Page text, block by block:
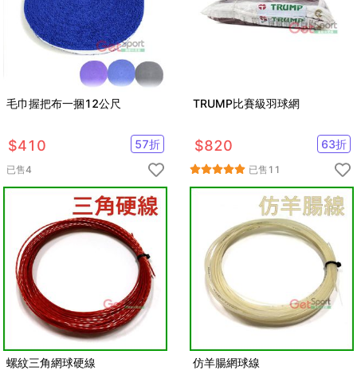
毛巾握把布一捆12公尺
$410 57折
已售4
TRUMP比賽級羽球網
$820 63折
已售 11
螺紋三角網球硬線 仿羊腸網球線